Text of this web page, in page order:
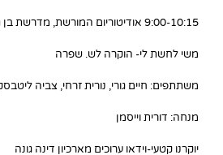
9:00-10:15 אודיטוריום המורשת, מדרשת בן גוריון
משי לחשת לי- הוקרה לש. שפרה
משתתפים: חיים גורי, נורית זרחי, צביה
מנחה: דורית וייסמן
יוקרנו קטעי-וידאו ערוכים מארכיון דינה גונה